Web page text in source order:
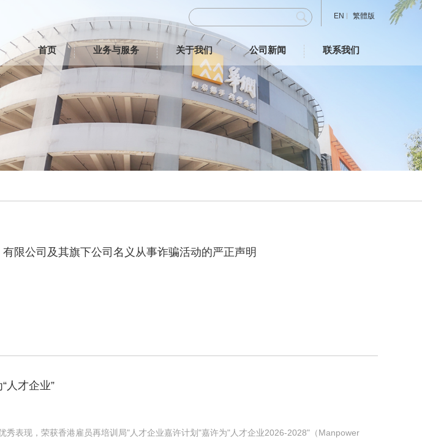
EN 繁體版
首页 业务与服务 关于我们 公司新闻 联系我们
限公司及其旗下公司名义从事诈骗活动的严正声明
人才企业”
秀表现，荣获香港雇员再培训局"人才企业嘉许计划"嘉许为"人才企业2026-2028"（Manpower